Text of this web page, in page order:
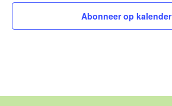
Abonneer op kalender